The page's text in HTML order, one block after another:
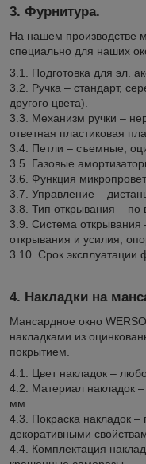
3. Фурнитура.
На нашем производстве
специально для наших
3.1. Подготовка для эл.
3.2. Ручка – стандарт,
другого цвета).
3.3. Механизм ручки –
ответная пластиковая
3.4. Петли – съемные;
3.5. Газовые
3.6. Функция
3.7. Управление –
3.8. Тип открывания – по
3.9. Система открывания
открывания и усилия,
3.10. Срок эксплуатации
4. Накладки на
Мансардное окно
накладками из
покрытием.
4.1. Цвет накладок –
4.2. Материал накладок
мм.
4.3. Покраска накладок
декоративными
4.4. Комплектация